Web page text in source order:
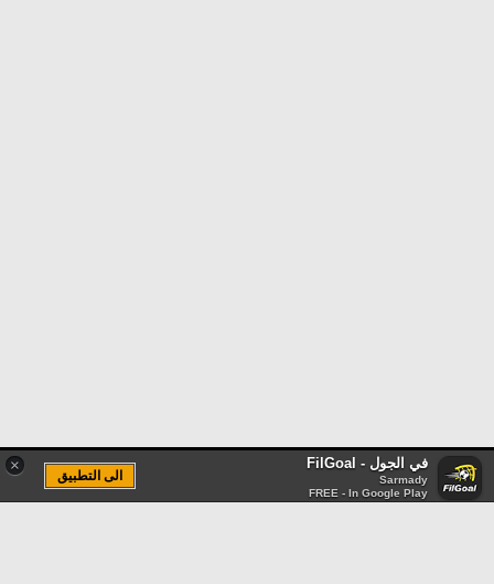
× في الجول - FilGoal
Sarmady
FREE - In Google Play
الى التطبيق